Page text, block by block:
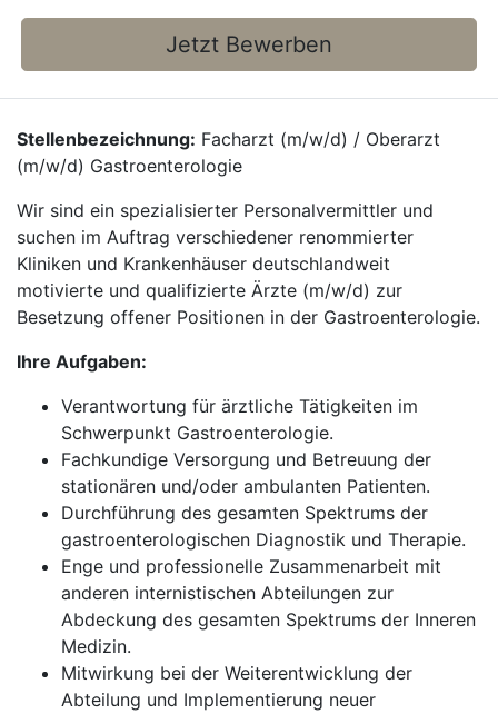
Jetzt Bewerben
Stellenbezeichnung: Facharzt (m/w/d) / Oberarzt
(m/w/d) Gastroenterologie
Wir sind ein spezialisierter Personalvermittler und
suchen im Auftrag verschiedener renommierter
Kliniken und Krankenhäuser deutschlandweit
motivierte und qualifizierte Ärzte (m/w/d) zur
Besetzung offener Positionen in der Gastroenterologie.
Ihre Aufgaben:
Verantwortung für ärztliche Tätigkeiten im
Schwerpunkt Gastroenterologie.
Fachkundige Versorgung und Betreuung der
stationären und/oder ambulanten Patienten.
Durchführung des gesamten Spektrums der
gastroenterologischen Diagnostik und Therapie.
Enge und professionelle Zusammenarbeit mit
anderen internistischen Abteilungen zur
Abdeckung des gesamten Spektrums der Inneren
Medizin.
Mitwirkung bei der Weiterentwicklung der
Abteilung und Implementierung neuer